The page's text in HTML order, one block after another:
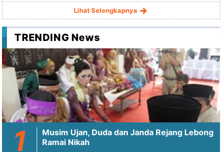
Lihat Selengkapnya
TRENDING News
Musim Ujan, Duda dan Janda Rejang Lebong
Ramai Nikah